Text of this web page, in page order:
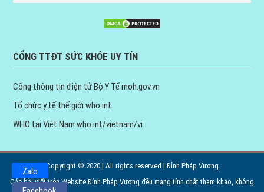
CỔNG TTĐT SỨC KHỎE UY TÍN
Cổng thông tin điện tử Bộ Y Tếmoh.gov.vn
Tổ chức y tế thế giới who.int
WHO tại Việt Nam who.int/vietnam/vi
Copyright © 2020 | All rights reserved | Đỉnh Pháp Vương
Các bài viết trên Website Đỉnh Pháp Vương đều mang tính chất tham khảo, không
Zalo